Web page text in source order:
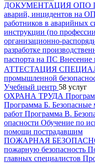
ДОКУМЕНТАЦИЯ ОПО
аварий, инцидентов на
работников в аварийных
инструкции (по
организационно-
разработке
паспорта на ПС Внесение
АТТЕСТАЦИЯ
промышленной
Учебный центр 58 услуг
ОХРАНА ТРУДА
Программа Б.
работ Программа В.
опасности Обучение по
помощи пострадавшим
ПОЖАРНАЯ
пожарную безопасность
главных специалистов